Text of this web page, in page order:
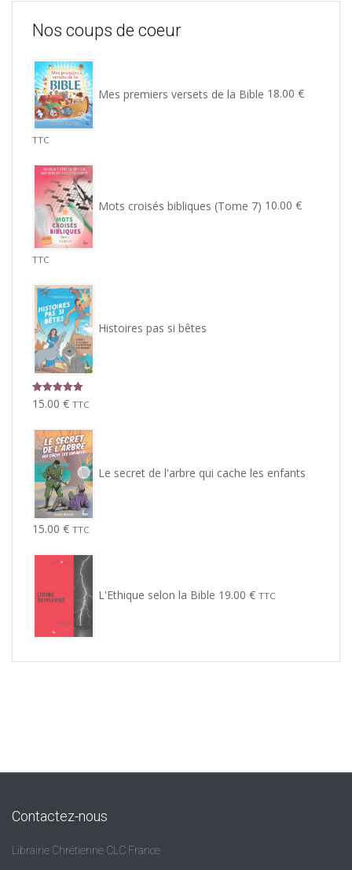
Nos coups de coeur
Mes premiers versets de la Bible 18.00 €
TTC
Mots croisés bibliques (Tome 7) 10.00 €
TTC
Histoires pas si bêtes
Note 5.00
15.00 € TTC
Le secret de l'arbre qui cache les enfants
15.00 € TTC
L'Ethique selon la Bible 19.00 € TTC
Contactez-nous
Librairie Chrétienne CLC France